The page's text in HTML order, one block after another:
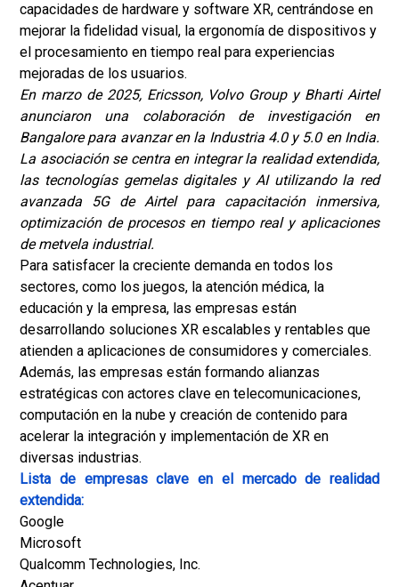
capacidades de hardware y software XR, centrándose en
mejorar la fidelidad visual, la ergonomía de dispositivos y
el procesamiento en tiempo real para experiencias
mejoradas de los usuarios.
En marzo de 2025, Ericsson, Volvo Group y Bharti Airtel
anunciaron una colaboración de investigación en
Bangalore para avanzar en la Industria 4.0 y 5.0 en India.
La asociación se centra en integrar la realidad extendida,
las tecnologías gemelas digitales y AI utilizando la red
avanzada 5G de Airtel para capacitación inmersiva,
optimización de procesos en tiempo real y aplicaciones
de metvela industrial.
Para satisfacer la creciente demanda en todos los
sectores, como los juegos, la atención médica, la
educación y la empresa, las empresas están
desarrollando soluciones XR escalables y rentables que
atienden a aplicaciones de consumidores y comerciales.
Además, las empresas están formando alianzas
estratégicas con actores clave en telecomunicaciones,
computación en la nube y creación de contenido para
acelerar la integración y implementación de XR en
diversas industrias.
Lista de empresas clave en el mercado de realidad
extendida:
Google
Microsoft
Qualcomm Technologies, Inc.